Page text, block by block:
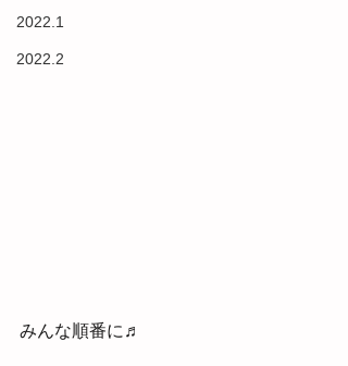
2022.1
2022.2
みんな順番に♬